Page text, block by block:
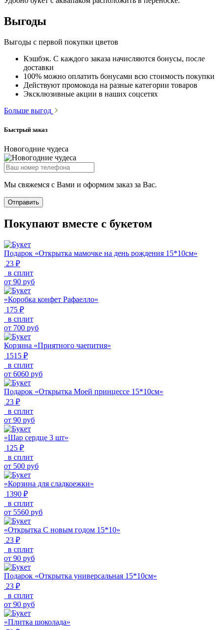
Выгоды
Выгоды с первой покупки цветов
Кэшбэк. С каждого заказа начисляются бонусы, после
доставки
100% можно оплатить бонусами всю стоимость покупки
Действуют промокода на разные категории товаров
Эксклюзивные акции в наших соцсетях
Больше выгод
Быстрый заказ
Новогодние чудеса
Мы свяжемся с Вами и оформим заказ за Вас.
Отправить
Покупают вместе с букетом
Подарок «Открытка мамочке на день рождения 15*10см»
23 ₽
в сплит
от 90 руб
«Коробка конфет Рафаелло»
175 ₽
в сплит
от 700 руб
Корзина «Приятного чаепития»
1515 ₽
в сплит
от 6060 руб
Подарок «Открытка Моей принцессе 15*10см»
23 ₽
в сплит
от 90 руб
«Шар сердце 3 шт»
125 ₽
в сплит
от 500 руб
«Корзина для сладкоежки»
1390 ₽
в сплит
от 5560 руб
«Открытка С новым годом 15*10»
23 ₽
в сплит
от 90 руб
Подарок «Открытка универсальная 15*10см»
23 ₽
в сплит
от 90 руб
«Плитка шоколада»